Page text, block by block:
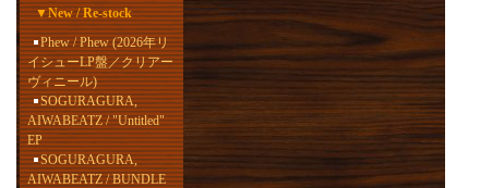
▼New / Re-stock
Phew / Phew (2026年リ
イシューLP盤／クリアー
ヴィニール)
SOGURAGURA,
AIWABEATZ / "Untitled"
EP
SOGURAGURA,
AIWABEATZ / BUNDLE